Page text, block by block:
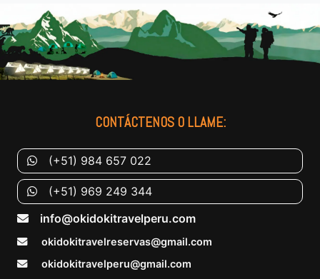
CONTÁCTENOS O LLAME:
(+51) 984 657 022
(+51) 969 249 344
info@okidokitravelperu.com
okidokitravelreservas@gmail.com
okidokitravelperu@gmail.com